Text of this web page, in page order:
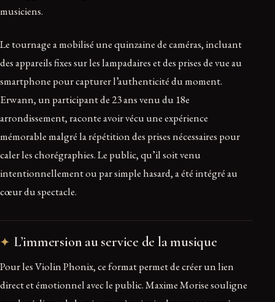
musiciens.
Le tournage a mobilisé une quinzaine de caméras, incluant
des appareils fixes sur les lampadaires et des prises de vue au
smartphone pour capturer l’authenticité du moment.
Erwann, un participant de 23 ans venu du 18e
arrondissement, raconte avoir vécu une expérience
mémorable malgré la répétition des prises nécessaires pour
caler les chorégraphies. Le public, qu’il soit venu
intentionnellement ou par simple hasard, a été intégré au
cœur du spectacle.
L’immersion au service de la musique
Pour les Violin Phonix, ce format permet de créer un lien
direct et émotionnel avec le public. Maxime Morise souligne